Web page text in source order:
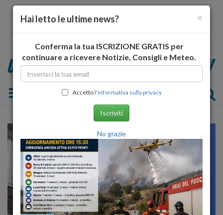
Toggle navigation
×
Hai letto le ultime news?
Conferma la tua ISCRIZIONE GRATIS per
continuare a ricevere Notizie, Consigli e Meteo.
Accettol'informativa sulla privacy
Iscriviti
No grazie